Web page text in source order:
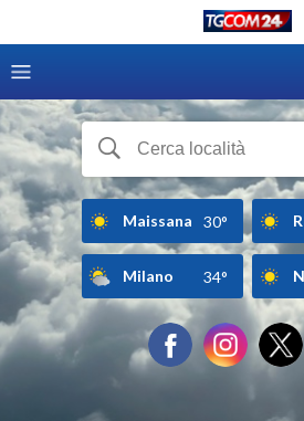
Maissana 30°
Milano 34°